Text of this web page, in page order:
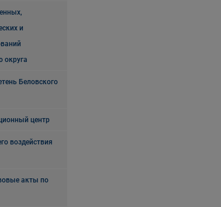
и
округа
Беловского
центр
воздействия
акты по